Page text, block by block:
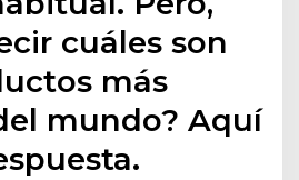
cuáles son
más
mundo? Aquí